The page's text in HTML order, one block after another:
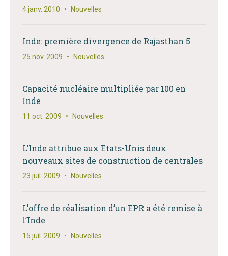
4 janv. 2010 • Nouvelles
Inde: première divergence de Rajasthan 5
25 nov. 2009 • Nouvelles
Capacité nucléaire multipliée par 100 en
Inde
11 oct. 2009 • Nouvelles
L’Inde attribue aux Etats-Unis deux
nouveaux sites de construction de centrales
23 juil. 2009 • Nouvelles
L’offre de réalisation d’un EPR a été remise à
l’Inde
15 juil. 2009 • Nouvelles